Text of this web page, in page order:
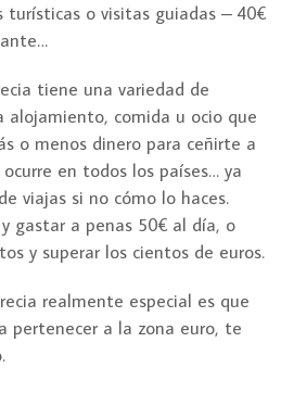
turísticas o visitas guiadas – 40€
tiene una variedad de
alojamiento, comida u ocio que
o menos dinero para ceñirte a
en todos los países… ya
viajas si no cómo lo haces.
gastar a penas 50€ al día, o
y superar los cientos de euros.
realmente especial es que
pertenecer a la zona euro, te